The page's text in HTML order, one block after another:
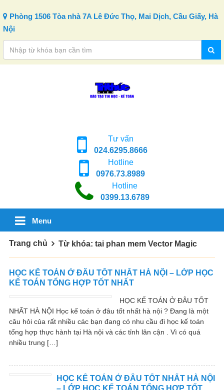
Phòng 1506 Tòa nhà 7A Lê Đức Thọ, Mai Dịch, Cầu Giấy, Hà
Nội
Tư vấn
024.6295.8666
Hotline
0976.73.8989
Hotline
0399.13.6789
Menu
Trang chủ Từ khóa: tai phan mem Vector Magic
HỌC KẾ TOÁN Ở ĐÂU TỐT NHẤT HÀ NỘI – LỚP HỌC
KẾ TOÁN TỔNG HỢP TỐT NHẤT
HỌC KẾ TOÁN Ở ĐÂU TỐT
NHẤT HÀ NỘI Học kế toán ở đâu tốt nhất hà nội ? Đang là một
câu hỏi của rất nhiều các bạn đang có nhu cầu đi học kế toán
tổng hợp thực hành tại Hà nội và các tỉnh lân cận . Vì có quá
nhiều trung […]
HỌC KẾ TOÁN Ở ĐÂU TỐT NHẤT HÀ NỘI
– LỚP HỌC KẾ TOÁN TỔNG HỢP TỐT